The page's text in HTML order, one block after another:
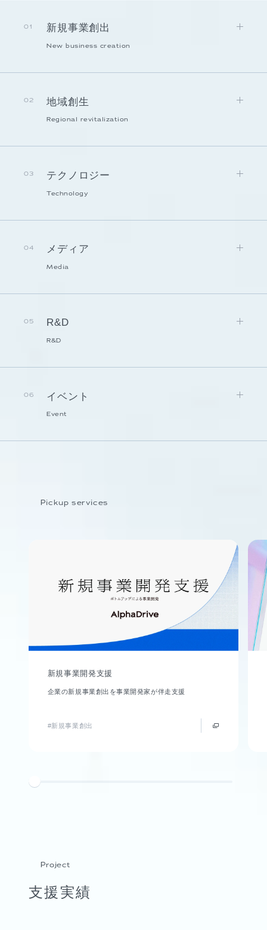
01 新規事業創出
New business creation
02 地域創生
Regional revitalization
03 テクノロジー
Technology
04 メディア
Media
05 R&D
R&D
06 イベント
Event
Pickup services
新規事業開発支援
企業の新規事業創出を事業開発家が伴走支援
#新規事業創出
Project
支援実績